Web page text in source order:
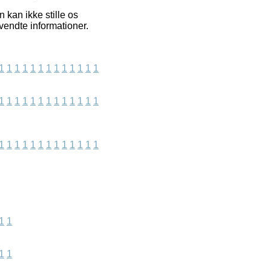
kan ikke stille os
informationer.
1 1 1 1 1 1 1 1 1 1 1 1 1
1 1 1 1 1 1 1 1 1 1 1 1 1
1 1 1 1 1 1 1 1 1 1 1 1 1
1 1
1 1